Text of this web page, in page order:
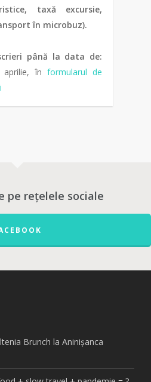
taxă excursie,
în microbuz).
până la data de:
aprilie, în formularul de
pe rețelele sociale
Brunch la Aninișanca